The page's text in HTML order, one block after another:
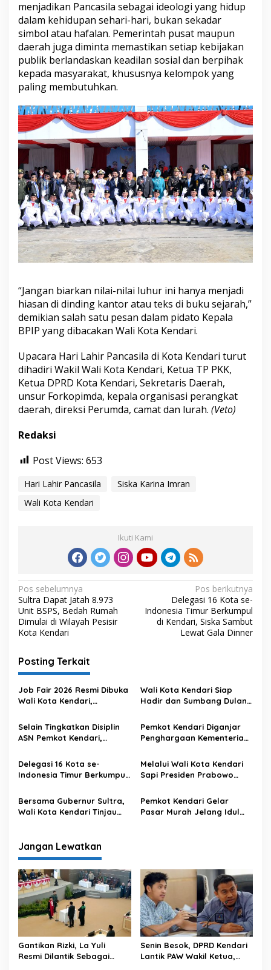
menjadikan Pancasila sebagai ideologi yang hidup
dalam kehidupan sehari-hari, bukan sekadar
simbol atau hafalan. Pemerintah pusat maupun
daerah juga diminta memastikan setiap kebijakan
publik berlandaskan keadilan sosial dan berpihak
kepada masyarakat, khususnya kelompok yang
paling membutuhkan.
“Jangan biarkan nilai-nilai luhur ini hanya menjadi
hiasan di dinding kantor atau teks di buku sejarah,”
demikian salah satu pesan dalam pidato Kepala
BPIP yang dibacakan Wali Kota Kendari.
Upacara Hari Lahir Pancasila di Kota Kendari turut
dihadiri Wakil Wali Kota Kendari, Ketua TP PKK,
Ketua DPRD Kota Kendari, Sekretaris Daerah,
unsur Forkopimda, kepala organisasi perangkat
daerah, direksi Perumda, camat dan lurah. (Veto)
Redaksi
Post Views: 653
Hari Lahir Pancasila
Siska Karina Imran
Wali Kota Kendari
Ikuti Kami
N
a
v
g
a
s
p
o
s
Pos sebelumnya
Sultra Dapat Jatah 8.973
Unit BSPS, Bedah Rumah
Dimulai di Wilayah Pesisir
Kota Kendari
Pos berikutnya
Delegasi 16 Kota se-
Indonesia Timur Berkumpul
di Kendari, Siska Sambut
Lewat Gala Dinner
Posting Terkait
Job Fair 2026 Resmi Dibuka
Wali Kota Kendari,
dan Perusahaan
Wali Kota Kendari Siap
Hadir dan Sumbang Dulang
Masyarakat Muna
Selain Tingkatkan Disiplin
ASN Pemkot Kendari,
Anggaran TPP Nyaris Rp 1
Miliar
Pemkot Kendari Diganjar
Penghargaan Kementerian
Tertinggi di Sultra
Delegasi 16 Kota se-
Indonesia Timur Berkumpul
Lewat Gala Dinner
Melalui Wali Kota Kendari
Sapi Presiden Prabowo
Bersama Gubernur Sultra,
Wali Kota Kendari Tinjau
Pemkot Kendari Gelar
Pasar Murah Jelang Idul
Jangan Lewatkan
Gantikan Rizki, La Yuli
Resmi Dilantik Sebagai
Senin Besok, DPRD Kendari
Lantik PAW Wakil Ketua,